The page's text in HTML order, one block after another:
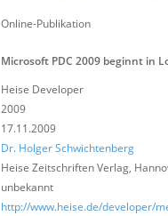
Online-Publikation
Microsoft PDC 2009 beginnt in
Heise Developer
2009
17.11.2009
Dr. Holger Schwichtenberg
Heise Zeitschriften Verlag,
unbekannt
http://www.heise.de/developer/